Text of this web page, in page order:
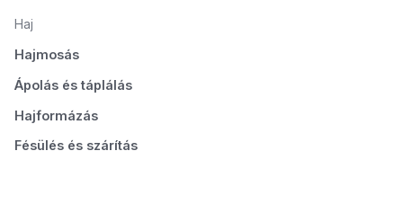
Haj
Hajmosás
Ápolás és táplálás
Hajformázás
Fésülés és szárítás